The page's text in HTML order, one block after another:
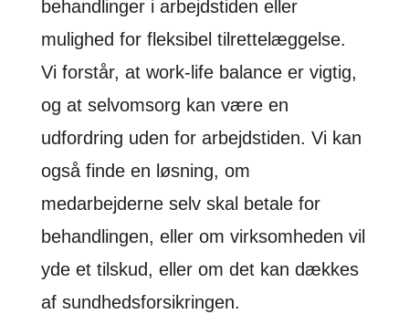
behandlinger i arbejdstiden eller
mulighed for fleksibel tilrettelæggelse.
Vi forstår, at work-life balance er vigtig,
og at selvomsorg kan være en
udfordring uden for arbejdstiden. Vi kan
også finde en løsning, om
medarbejderne selv skal betale for
behandlingen, eller om virksomheden vil
yde et tilskud, eller om det kan dækkes
af sundhedsforsikringen.